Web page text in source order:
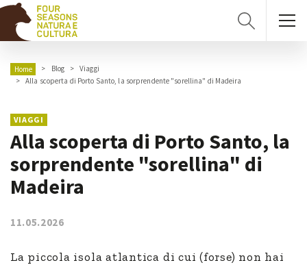
Home Blog
Viaggi
Alla scoperta di Porto Santo, la sorprendente "sorellina" di Madeira
VIAGGI
Alla scoperta di Porto Santo, la
sorprendente "sorellina" di
Madeira
11.05.2026
La piccola isola atlantica di cui (forse) non hai